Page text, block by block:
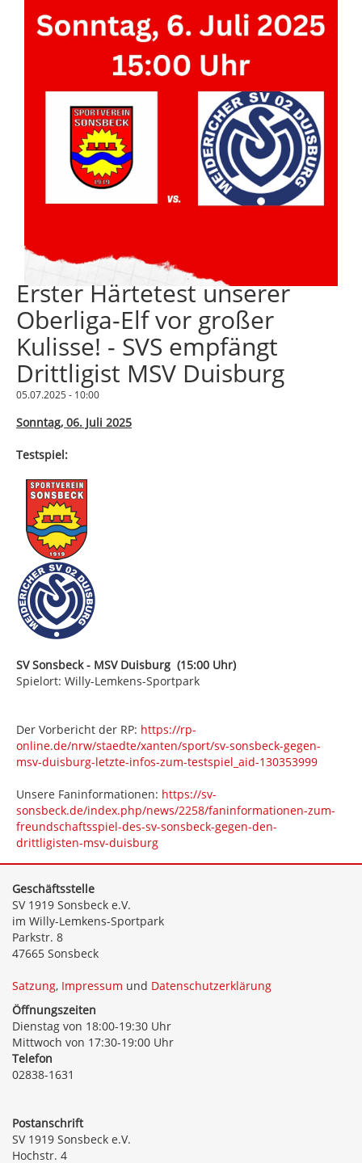
Erster Härtetest unserer
Oberliga-Elf vor großer
Kulisse! - SVS empfängt
Drittligist MSV Duisburg
05.07.2025 - 10:00
Sonntag, 06. Juli 2025
Testspiel:
SV Sonsbeck - MSV Duisburg (15:00 Uhr)
Spielort: Willy-Lemkens-Sportpark
Der Vorbericht der RP: https://rp-
online.de/nrw/staedte/xanten/sport/sv-sonsbeck-gegen-
msv-duisburg-letzte-infos-zum-testspiel_aid-130353999
Unsere Faninformationen: https://sv-
sonsbeck.de/index.php/news/2258/faninformationen-zum-
freundschaftsspiel-des-sv-sonsbeck-gegen-den-
drittligisten-msv-duisburg
Geschäftsstelle
SV 1919 Sonsbeck e.V.
im Willy-Lemkens-Sportpark
Parkstr. 8
47665 Sonsbeck
Satzung, Impressum und Datenschutzerklärung
Öffnungszeiten
Dienstag von 18:00-19:30 Uhr
Mittwoch von 17:30-19:00 Uhr
Telefon
02838-1631
Postanschrift
SV 1919 Sonsbeck e.V.
Hochstr. 4